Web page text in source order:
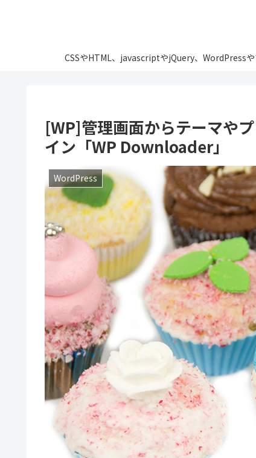
CSSやHTML、javascriptやjQuery、WordPressや
[WP]管理画面からテーマや
イン「WP Downloader」
WordPress